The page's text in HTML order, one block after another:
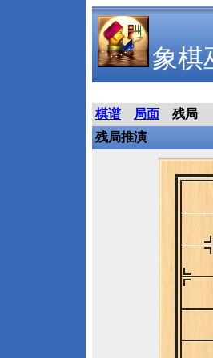
象棋
棋谱 局面
残局
残局推演